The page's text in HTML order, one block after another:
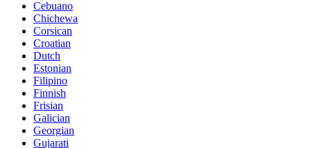
Cebuano
Chichewa
Corsican
Croatian
Dutch
Estonian
Filipino
Finnish
Frisian
Galician
Georgian
Gujarati